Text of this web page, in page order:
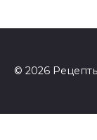
© 2026